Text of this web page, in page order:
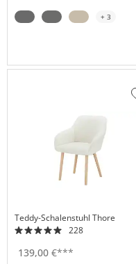
+ 3
Teddy-Schalenstuhl Thore
228
139,00 €***